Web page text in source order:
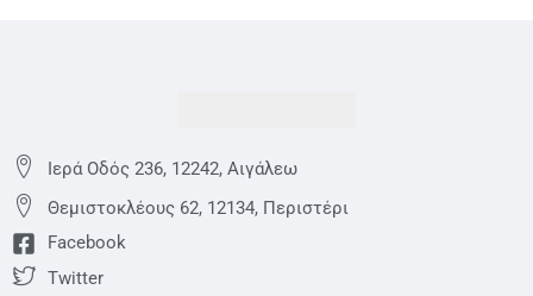
Ιερά Οδός 236, 12242, Αιγάλεω
Θεμιστoκλέους 62, 12134, Περιστέρι
Facebook
Twitter